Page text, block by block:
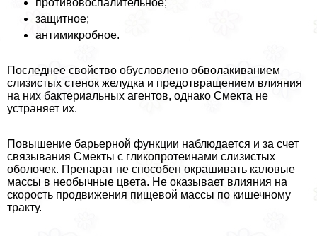
противовоспалительное;
защитное;
антимикробное.
Последнее свойство обусловлено обволакиванием
слизистых стенок желудка и предотвращением влияния
на них бактериальных агентов, однако Смекта не
устраняет их.
Повышение барьерной функции наблюдается и за счет
связывания Смекты с гликопротеинами слизистых
оболочек. Препарат не способен окрашивать каловые
массы в необычные цвета. Не оказывает влияния на
скорость продвижения пищевой массы по кишечному
тpaкту.